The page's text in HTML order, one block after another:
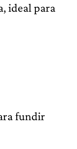
ideal para
fundir